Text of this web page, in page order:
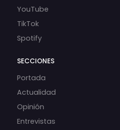
YouTube
TikTok
Spotify
SECCIONES
Portada
Actualidad
Opinión
Entrevistas